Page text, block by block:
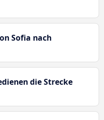
Sofia nach
die Strecke